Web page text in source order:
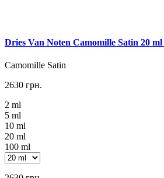
Dries Van Noten Camomille Satin 20 ml
Camomille Satin
2630 грн.
2 ml
5 ml
10 ml
20 ml
100 ml